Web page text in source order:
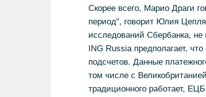
Скорее всего, Марио Драги
период", говорит Юлия
исследований Сбербанка,
ING Russia предполагает,
подсчетов. Данные
том числе с
традиционного работает,